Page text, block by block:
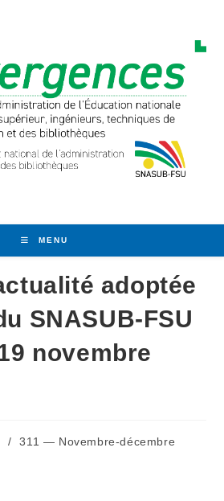
MENU
adoptée
SNASUB-FSU
novembre
/
311 — Novembre-décembre